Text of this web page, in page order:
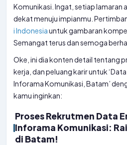
Komunikasi. Ingat, setiap lamaran
dekat menuju impianmu.
i Indonesiauntuk gambaran
Semangat terus dan semoga
Oke, ini dia konten detail tentang
kerja, dan peluang karir untuk
Inforama Komunikasi, Batam’
kamu inginkan:
Proses Rekrutmen Data
Inforama Komunikasi:
di Batam!